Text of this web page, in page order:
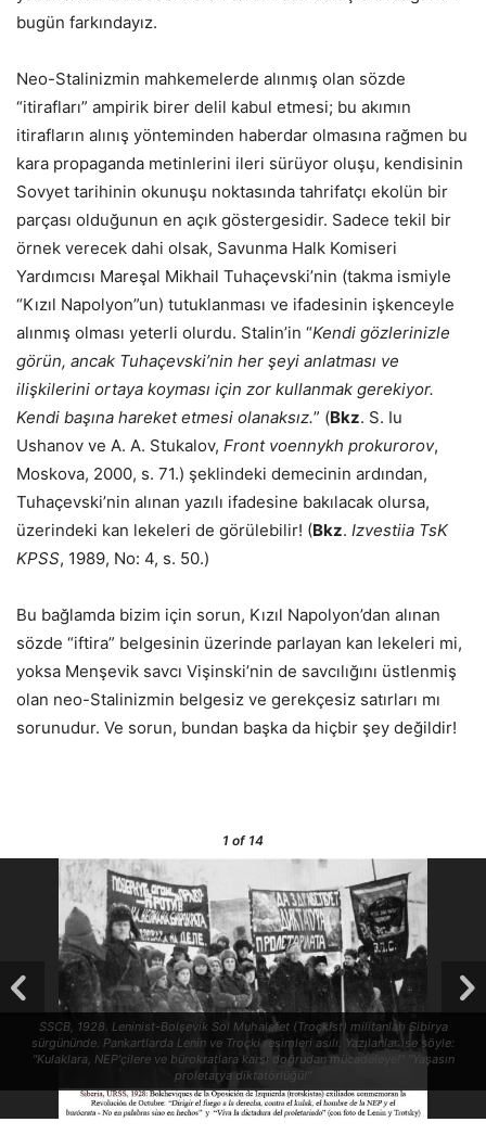
bugün farkındayız.
Neo-Stalinizmin mahkemelerde alınmış olan sözde
“itirafları” ampirik birer delil kabul etmesi; bu akımın
itirafların alınış yönteminden haberdar olmasına rağmen bu
kara propaganda metinlerini ileri sürüyor oluşu, kendisinin
Sovyet tarihinin okunuşu noktasında tahrifatçı ekolün bir
parçası olduğunun en açık göstergesidir. Sadece tekil bir
örnek verecek dahi olsak, Savunma Halk Komiseri
Yardımcısı Mareşal Mikhail Tuhaçevski’nin (takma ismiyle
“Kızıl Napolyon”un) tutuklanması ve ifadesinin işkenceyle
alınmış olması yeterli olurdu. Stalin’in “Kendi gözlerinizle
görün, ancak Tuhaçevski’nin her şeyi anlatması ve
ilişkilerini ortaya koyması için zor kullanmak gerekiyor.
Kendi başına hareket etmesi olanaksız.” (Bkz. S. Iu
Ushanov ve A. A. Stukalov, Front voennykh prokurorov,
Moskova, 2000, s. 71.) şeklindeki demecinin ardından,
Tuhaçevski’nin alınan yazılı ifadesine bakılacak olursa,
üzerindeki kan lekeleri de görülebilir! (Bkz. Izvestiia TsK
KPSS, 1989, No: 4, s. 50.)
Bu bağlamda bizim için sorun, Kızıl Napolyon’dan alınan
sözde “iftira” belgesinin üzerinde parlayan kan lekeleri mi,
yoksa Menşevik savcı Vişinski’nin de savcılığını üstlenmiş
olan neo-Stalinizmin belgesiz ve gerekçesiz satırları mı
sorunudur. Ve sorun, bundan başka da hiçbir şey değildir!
1 of 14
SSCB, 1928. Leninist-Bolşevik Sol Muhalefet (Troçkist) militanları Sibirya
sürgününde. Pankartlarda Lenin ve Troçki resimleri asılı. Yazılanlar ise şöyle:
"Kulaklara, NEP'çilere ve bürokratlara karşı doğrudan mücadeleye!" "Yaşasın
proletarya diktatörlüğü!"